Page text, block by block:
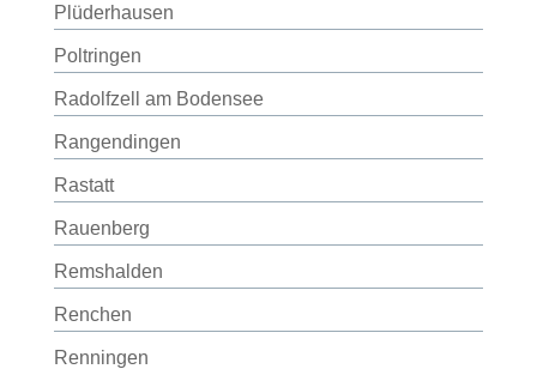
Plüderhausen
Poltringen
Radolfzell am Bodensee
Rangendingen
Rastatt
Rauenberg
Remshalden
Renchen
Renningen